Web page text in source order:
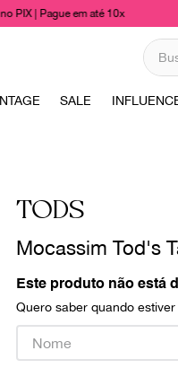
PIX | Pague em até 10x
SALE
TODS
Mocassim Tod's
Este produto não está
Quero saber quando